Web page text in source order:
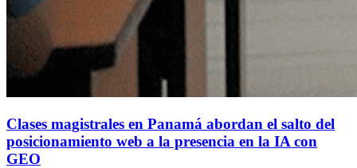
Clases magistrales en Panamá abordan el salto del
posicionamiento web a la presencia en la IA con
GEO